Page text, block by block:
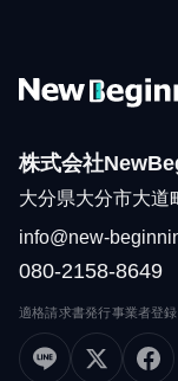
株式会社
大分県大分市大道
info@new-
080-2158-8649
適格請求書発行事業者登